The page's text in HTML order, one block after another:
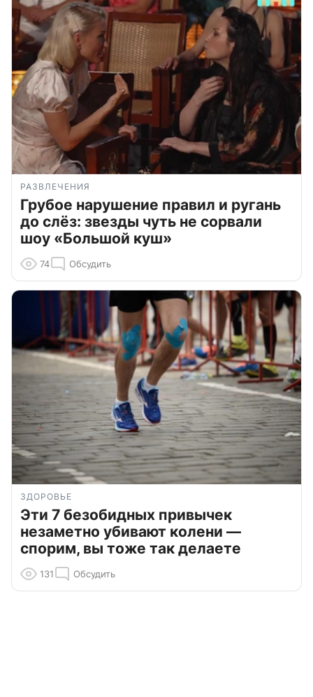
РАЗВЛЕЧЕНИЯ
Грубое нарушение правил и ругань
до слёз: звезды чуть не сорвали
шоу «Большой куш»
74 Обсудить
ЗДОРОВЬЕ
Эти 7 безобидных привычек
незаметно убивают колени —
спорим, вы тоже так делаете
131 Обсудить